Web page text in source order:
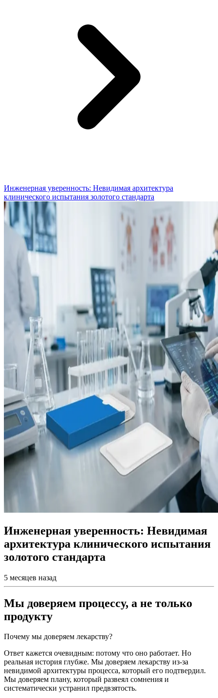
Инженерная уверенность: Невидимая архитектура
клинического испытания золотого стандарта
Инженерная уверенность: Невидимая
архитектура клинического испытания
золотого стандарта
5 месяцев назад
Мы доверяем процессу, а не только
продукту
Почему мы доверяем лекарству?
Ответ кажется очевидным: потому что оно работает. Но
реальная история глубже. Мы доверяем лекарству из-за
невидимой архитектуры процесса, который его подтвердил.
Мы доверяем плану, который развеял сомнения и
систематически устранил предвзятость.